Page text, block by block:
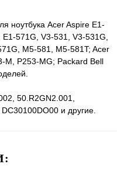
ноутбука Acer Aspire E1-
571G, V3-531, V3-531G,
M5-581, M5-581T; Acer
M, P253-MG; Packard Bell
50.R2GN2.001,
и другие.